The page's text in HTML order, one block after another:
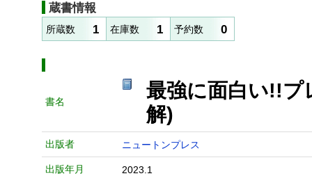
蔵書情報
所蔵数 1 在庫数 1 予約数 0
書名
最強に面白い!!
解)
出版者 ニュートンプレス
出版年月 2023.1